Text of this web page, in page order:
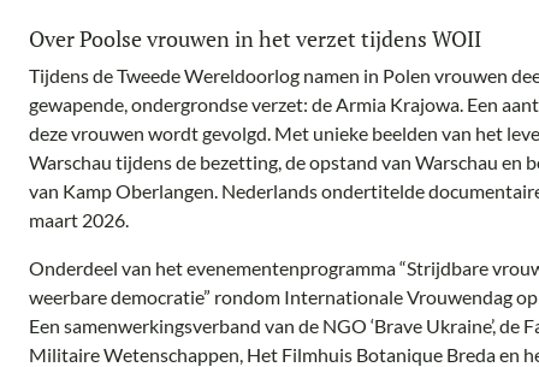
Over Poolse vrouwen in het verzet tijdens WOII
Tijdens de Tweede Wereldoorlog namen in Polen vrouwen
gewapende, ondergrondse verzet: de Armia Krajowa. Een
deze vrouwen wordt gevolgd. Met unieke beelden van het
Warschau tijdens de bezetting, de opstand van Warschau en
van Kamp Oberlangen. Nederlands ondertitelde
maart 2026.
Onderdeel van het evenementenprogramma “Strijdbare
weerbare democratie” rondom Internationale Vrouwendag
Een samenwerkingsverband van de NGO ‘Brave Ukraine’, de
Militaire Wetenschappen, Het Filmhuis Botanique Breda en